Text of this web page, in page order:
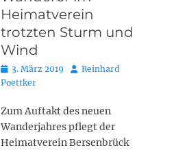
Heimatverein
trotzten Sturm und
Wind
Posted
on
3. März 2019 AutorReinhard
Poettker
Zum Auftakt des neuen
Wanderjahres pflegt der
Heimatverein Bersenbrück